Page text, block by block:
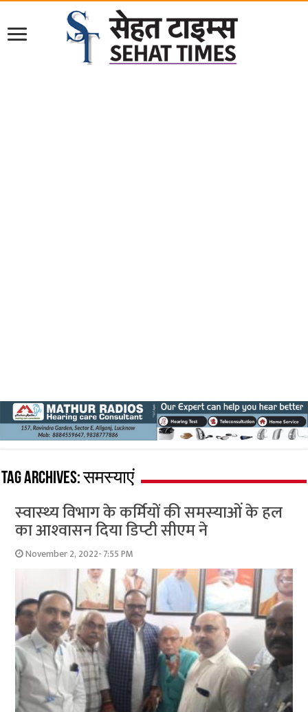
Tag Archives:समस्याएं
स्‍वास्‍थ्‍य विभाग के कर्मियों की समस्‍याओं के हल
का आश्‍वासन दिया डिप्‍टी सीएम ने
November 2, 2022- 7:55 PM